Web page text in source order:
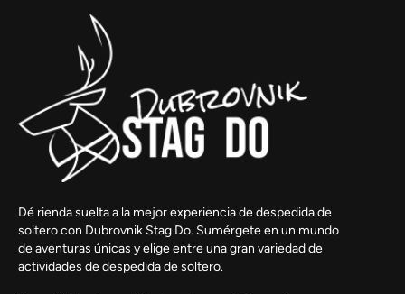
Dé rienda suelta a la mejor experiencia de despedida de
soltero con Dubrovnik Stag Do. Sumérgete en un mundo
de aventuras únicas y elige entre una gran variedad de
actividades de despedida de soltero.